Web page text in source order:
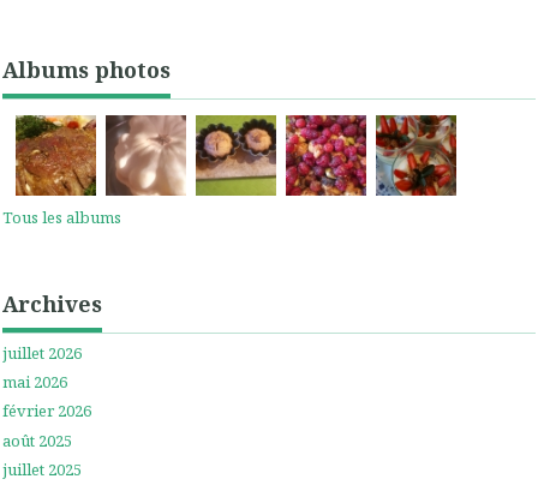
Albums photos
Tous les albums
Archives
juillet 2026
mai 2026
février 2026
août 2025
juillet 2025